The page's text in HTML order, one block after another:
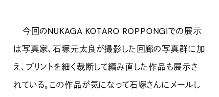
今回のNUKAGA KOTARO ROPPONGIでの展示
は写真家、石塚元太良が撮影した回廊の写真群に加
え、プリントを細く裁断して編み直した作品も展示さ
れている。この作品が気になって石塚さんにメールし